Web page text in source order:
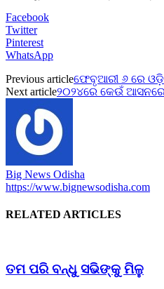
Facebook
Twitter
Pinterest
WhatsApp
Previous articleଫେବୃଆରୀ ୬ ରେ
Next article୨୦୨୪ରେ କେଉଁ
Big News Odisha
https://www.bignewsodisha.com
RELATED ARTICLES
ତମ ପରି ବନ୍ଧୁ ସଭିଙ୍କୁ ମିଳୁ